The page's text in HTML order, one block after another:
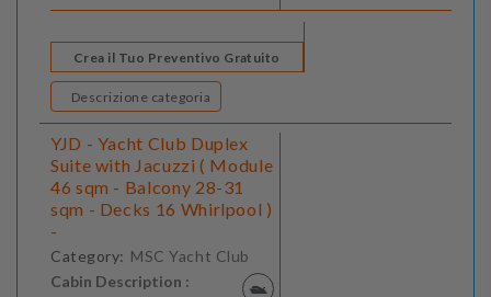
Crea il Tuo Preventivo Gratuito
Descrizione categoria
YJD - Yacht Club Duplex
Suite with Jacuzzi ( Module
46 sqm - Balcony 28-31
sqm - Decks 16 Whirlpool )
-
Category: MSC Yacht Club
Cabin Description :